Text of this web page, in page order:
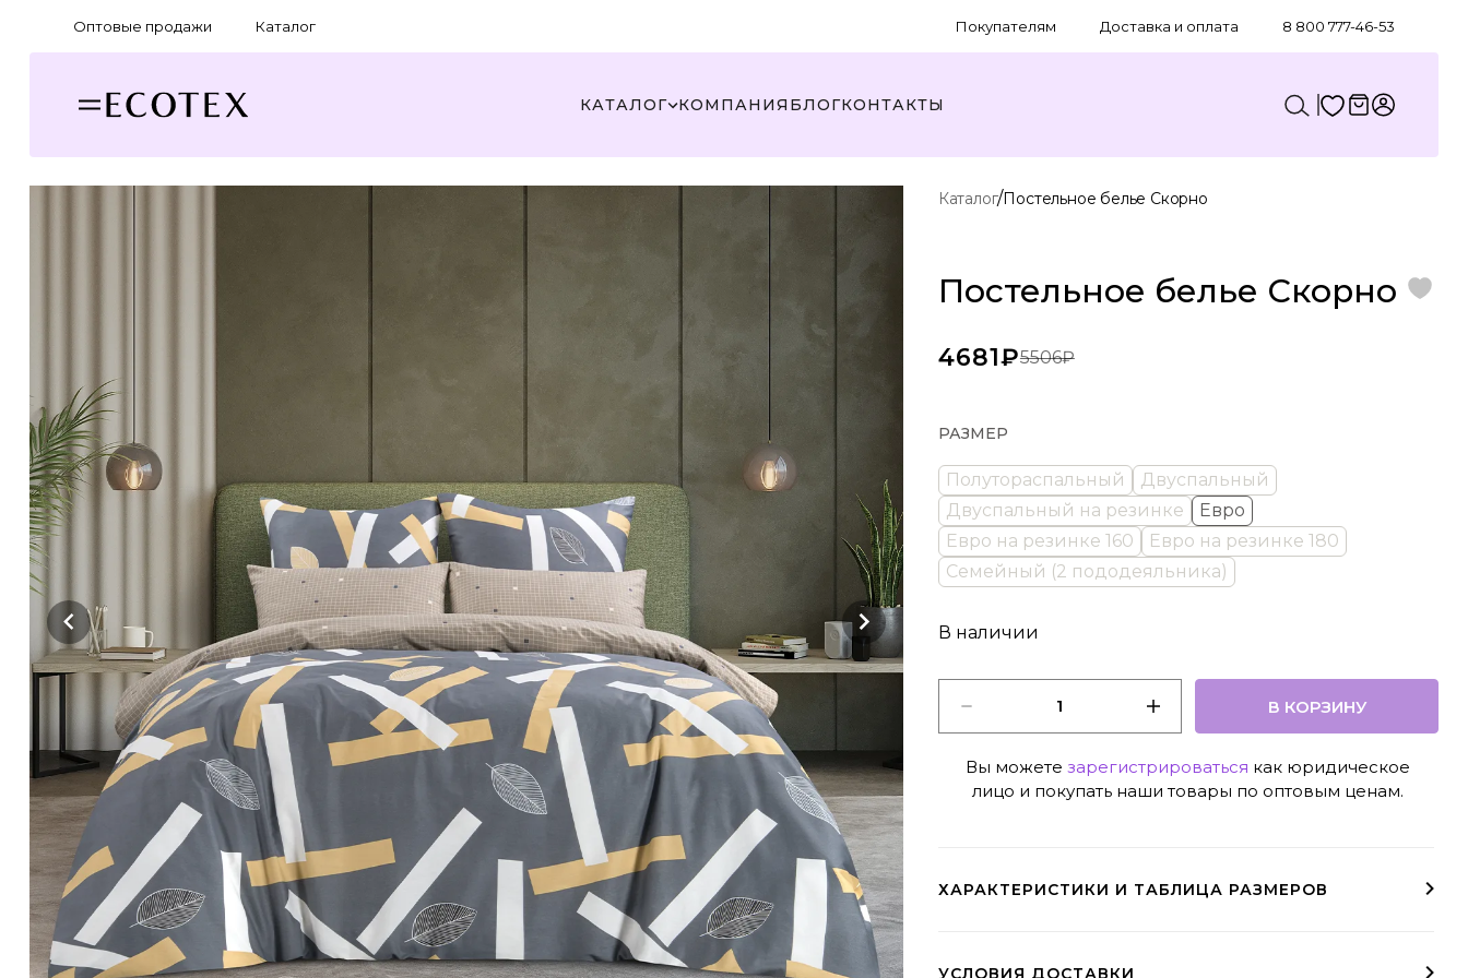
Оптовые продажи Каталог Покупателям Доставка и оплата 8 800 777-46-53
КАТАЛОГ КОМПАНИЯ БЛОГКОНТАКТЫ
Каталог/Постельное белье Скорно
Постельное белье Скорно
4681₽5506₽
РАЗМЕР
Полутораспальный
Двуспальный
Двуспальный на резинке
Евро
Евро на резинке 160
Евро на резинке 180
Семейный (2 пододеяльника)
В наличии
В КОРЗИНУ
Вы можетезарегистрироваться как юридическое
лицо и покупать наши товары по оптовым ценам.
ХАРАКТЕРИСТИКИ И ТАБЛИЦА РАЗМЕРОВ
УСЛОВИЯ ДОСТАВКИ